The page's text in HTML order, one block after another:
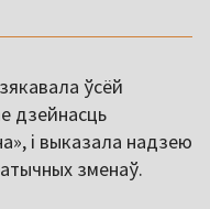
ўсёй
дзейнасць
і выказала надзею
зменаў.